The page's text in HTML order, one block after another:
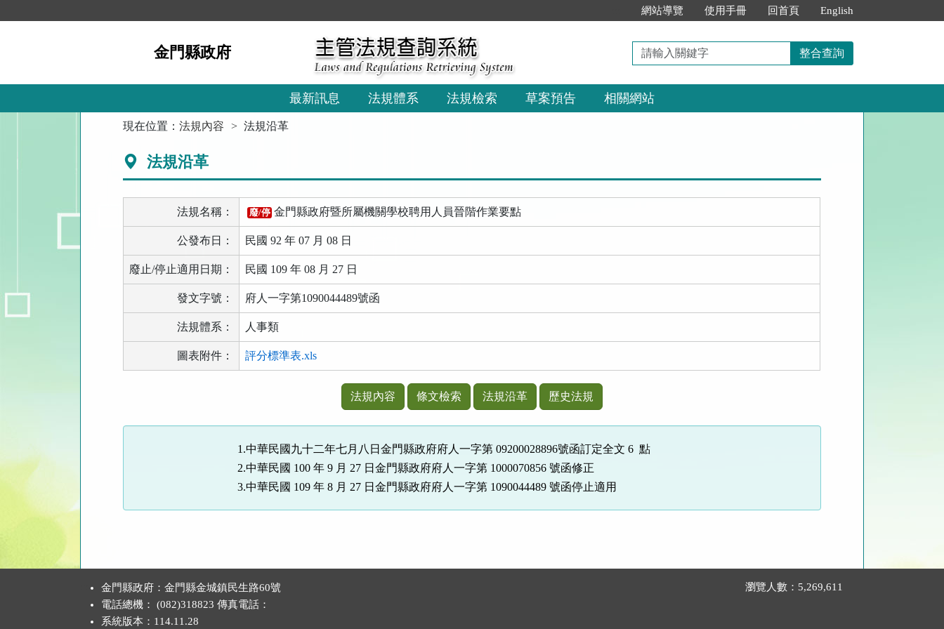
到
網站導覽 使用手冊 回首頁 English
金門縣政府
請
輸
入
關
鍵
整合查詢
最新訊息 法規體系 法規檢索 草案預告 相關網站
現在位置：法規內容 法規沿革
法規沿革
法規名稱： 廢/停 金門縣政府暨所屬機關學校聘用人員晉階作業要點
公發布日： 民國 92 年 07 月 08 日
廢止/停止適用日期： 民國 109 年 08 月 27 日
發文字號： 府人一字第1090044489號函
法規體系： 人事類
圖表附件： 評分標準表.xls
功
法規內容 條文檢索 法規沿革 歷史法規
1.中華民國九十二年七月八日金門縣政府府人一字第 09200028896號函訂定全文 6 點
2.中華民國 100 年 9 月 27 日金門縣政府府人一字第 1000070856 號函修正
3.中華民國 109 年 8 月 27 日金門縣政府府人一字第 1090044489 號函停止適用
金門縣政府：金門縣金城鎮民生路60號
電話總機： (082)318823 傳真電話：
系統版本： 114.11.28
瀏覽人數：5,269,611